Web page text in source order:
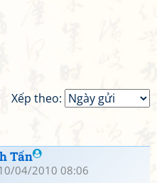
Xếp theo:
Tấn
04/2010 08:06